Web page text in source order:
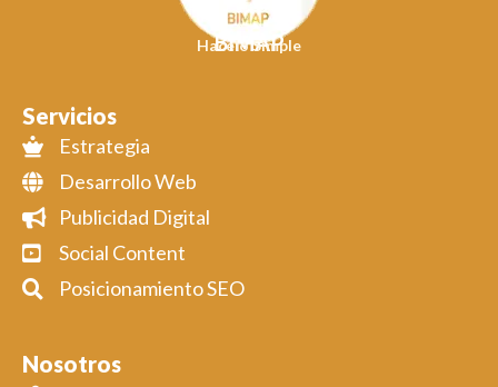
BIMAP
Hacelo Simple
Servicios
Estrategia
Desarrollo Web
Publicidad Digital
Social Content
Posicionamiento SEO
Nosotros